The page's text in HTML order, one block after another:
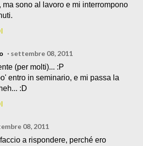
ma sono al lavoro e mi interrompono
settembre 08, 2011
(per molti)... :P
entro in seminario, e mi passa la
:D
08, 2011
a rispondere, perché ero